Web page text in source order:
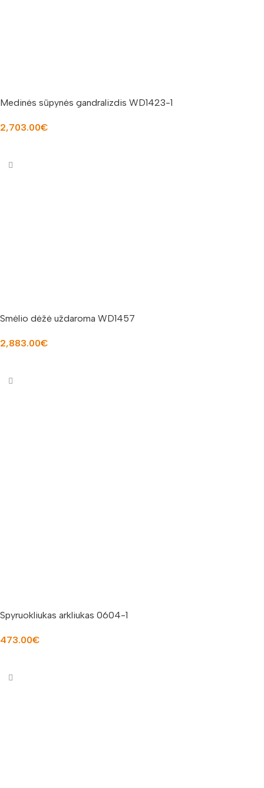
Medinės sūpynės gandralizdis WD1423-1
2,703.00€
Smėlio dėžė uždaroma WD1457
2,883.00€
Spyruokliukas arkliukas 0604-1
473.00€